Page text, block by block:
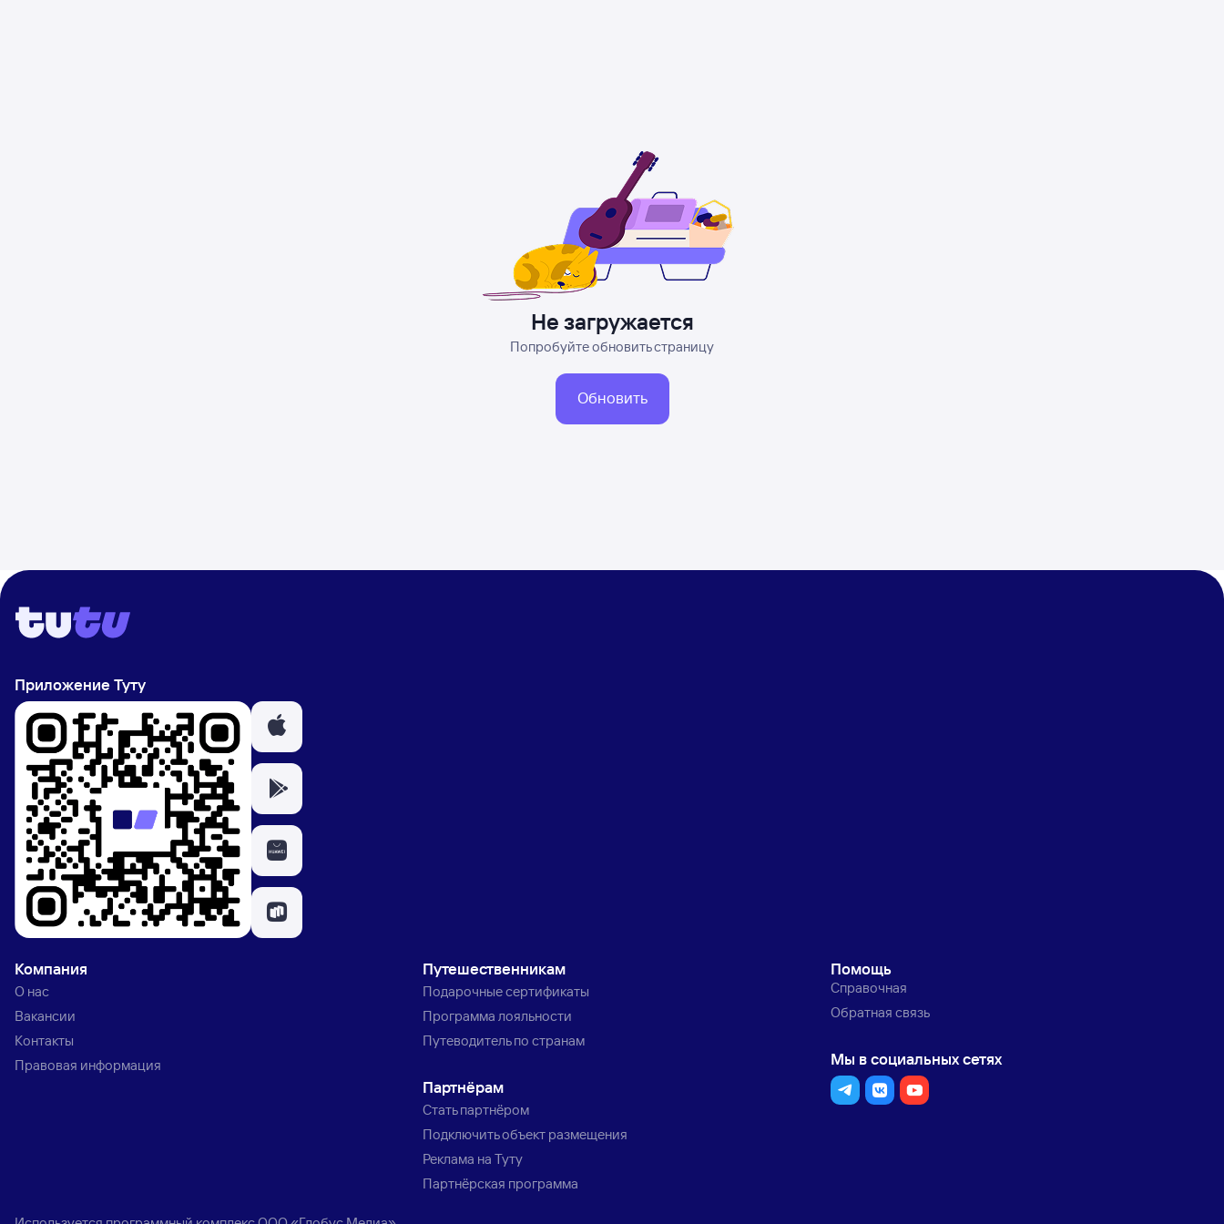
Не загружается
Попробуйте обновить страницу
Обновить
Приложение Туту
Компания
О нас
Вакансии
Контакты
Правовая информация
Путешественникам
Подарочные сертификаты
Программа лояльности
Путеводитель по странам
Партнёрам
Стать партнёром
Подключить объект размещения
Реклама на Туту
Партнёрская программа
Помощь
Справочная
Обратная связь
Мы в социальных сетях